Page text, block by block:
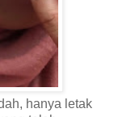
hanya letak